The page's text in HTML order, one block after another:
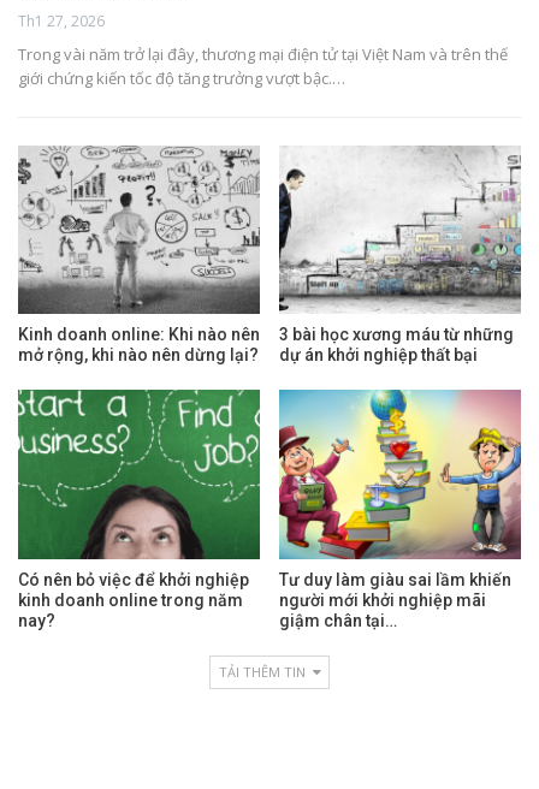
Th1 27, 2026
Trong vài năm trở lại đây, thương mại điện tử tại Việt Nam và trên thế
giới chứng kiến tốc độ tăng trưởng vượt bậc.…
Kinh doanh online: Khi nào nên
mở rộng, khi nào nên dừng lại?
3 bài học xương máu từ những
dự án khởi nghiệp thất bại
Có nên bỏ việc để khởi nghiệp
kinh doanh online trong năm
nay?
Tư duy làm giàu sai lầm khiến
người mới khởi nghiệp mãi
giậm chân tại…
TẢI THÊM TIN